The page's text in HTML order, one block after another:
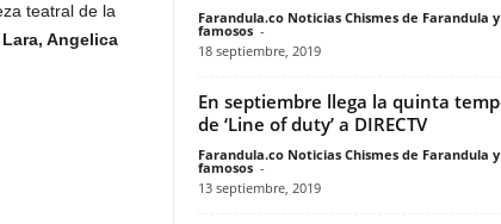
teatral de la
Angelica
Farandula.co Noticias Chismes de Farandula y
famosos -
18 septiembre, 2019
En septiembre llega la quinta
de ‘Line of duty’ a DIRECTV
Farandula.co Noticias Chismes de Farandula y
famosos -
13 septiembre, 2019